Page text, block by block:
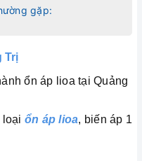
gặp:
Trị
ổn áp lioa, biến áp 1